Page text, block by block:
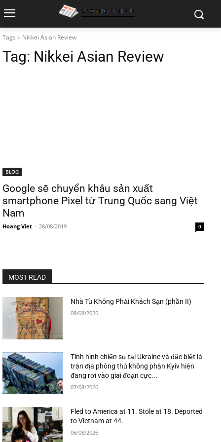
Tags Nikkei Asian Review
Tag: Nikkei Asian Review
BLOG
Google sẽ chuyển khâu sản xuất
smartphone Pixel từ Trung Quốc sang Việt
Nam
Hoang Viet - 28/08/2019 0
MOST READ
Nhà Tù Không Phải Khách Sạn (phần II)
08/08/2026
Tình hình chiến sự tại Ukraine và đặc biệt là
trận địa phòng thủ không phận Kyiv hiện
đang rơi vào giai đoạn cực...
07/08/2026
Fled to America at 11. Stole at 18. Deported
to Vietnam at 44.
06/08/2026